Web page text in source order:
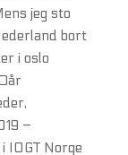
jeg sto
bort
i oslo
–
IOGT Norge